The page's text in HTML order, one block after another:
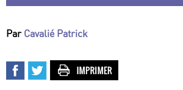
Par Cavalié Patrick